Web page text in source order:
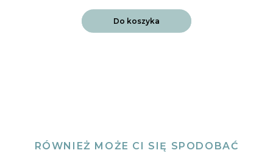
Do koszyka
RÓWNIEŻ MOŻE CI SIĘ SPODOBAĆ